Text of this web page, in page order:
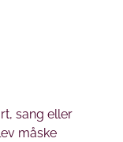
sang eller
måske